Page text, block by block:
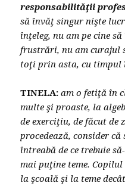
responsabilităţii
să învăţ singur nişte
înţeleg, nu am pe cine
frustrări, nu am curajul
toţi prin asta, cu timpul
TINELA:am o fetiţă în
multe şi proaste, la
de exerciţiu, de făcut de
procedează, consider
întreabă de ce trebuie
mai puţine teme.
la şcoală şi la teme